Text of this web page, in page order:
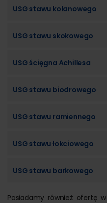
USG stawu kolanowego
USG stawu skokowego
USG ścięgna Achillesa
USG stawu biodrowego
USG stawu ramiennego
USG stawu łokciowego
USG stawu barkowego
Posiadamy również ofertę